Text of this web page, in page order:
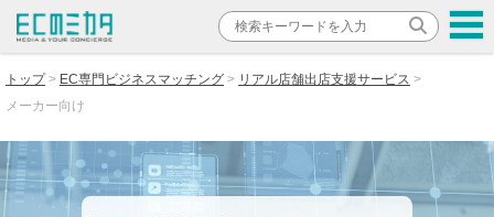
トップ EC専門ビジネスマッチング
リアル店舗出店支援サービス
メーカー向け